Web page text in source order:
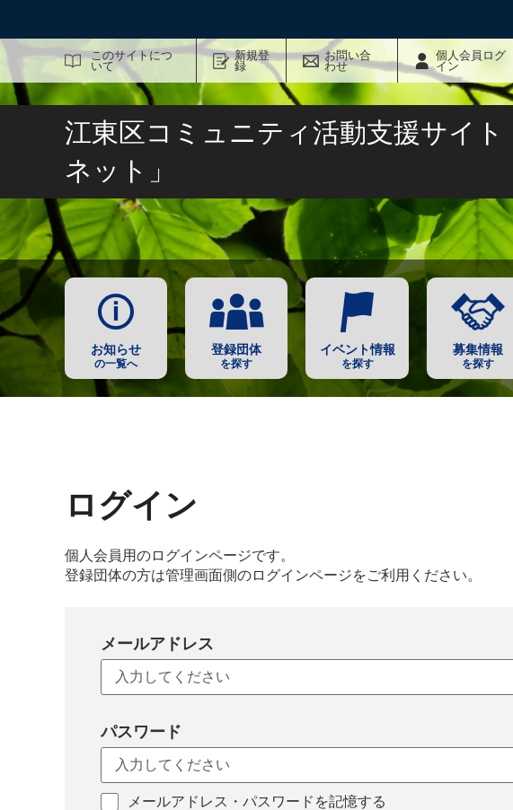
このサイトにつ
いて
新規登
録
お問い合
わせ
個人会員ログ
イン
サイト内検索
江東区コミュニティ活動支援サイト
ネット」
お知らせ
の一覧へ
登録団体
を探す
イベント情報
を探す
募集情報
を探す
ログイン
個人会員用のログインページです。
登録団体の方は管理画面側のログインページをご利用ください。
メールアドレス
パスワード
メールアドレス・パスワードを記憶する